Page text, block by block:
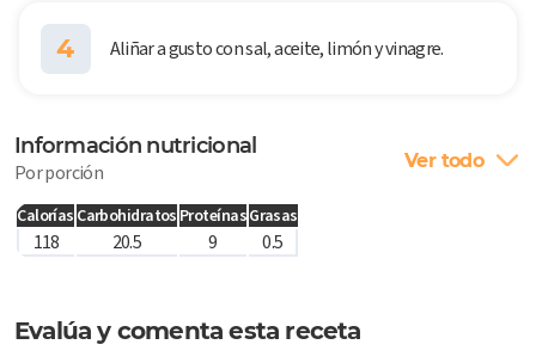
4 Aliñar a gusto con sal, aceite, limón y vinagre.
Información nutricional
Por porción Ver todo
Calorías Carbohidratos ProteínasGrasas
118 20.5 9 0.5
Evalúa y comenta esta receta